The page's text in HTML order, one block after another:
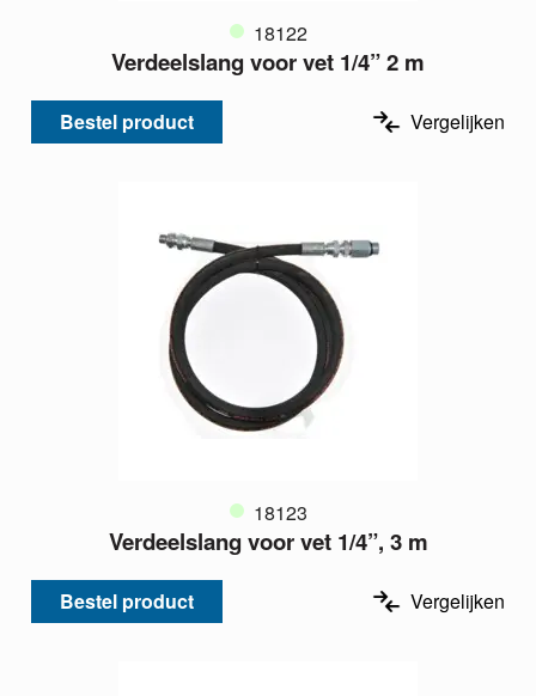
18122
Verdeelslang voor vet 1/4” 2 m
Bestel product Vergelijken
18123
Verdeelslang voor vet 1/4”, 3 m
Bestel product Vergelijken